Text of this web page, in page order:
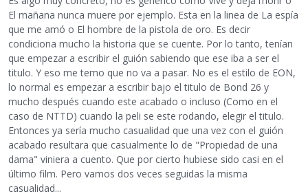
El mañana nunca muere por ejemplo. Esta en la linea de La espía
que me amó o El hombre de la pistola de oro. Es decir
condiciona mucho la historia que se cuente. Por lo tanto, tenían
que empezar a escribir el guión sabiendo que ese iba a ser el
titulo. Y eso me temo que no va a pasar. No es el estilo de EON,
lo normal es empezar a escribir bajo el titulo de Bond 26 y
mucho después cuando este acabado o incluso (Como en el
caso de NTTD) cuando la peli se este rodando, elegir el titulo.
Entonces ya sería mucho casualidad que una vez con el guión
acabado resultara que casualmente lo de "Propiedad de una
dama" viniera a cuento. Que por cierto hubiese sido casi en el
último film. Pero vamos dos veces seguidas la misma
casualidad...